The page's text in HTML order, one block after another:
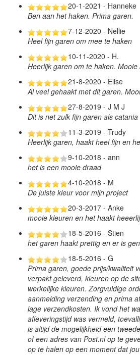
20-1-2021 - Hanneke
Ben aan het haken. Prima garen.
7-12-2020 - Nellie
Heel fijn garen om mee te haken
10-11-2020 - H.
Heerlijk garen om te haken. Mooie
21-8-2020 - Elise
Al veel gehaakt met dit garen.
27-8-2019 - J M J
Dit is net zulk fijn garen als catania
11-3-2019 - Trudy
Heerlijk garen, haakt heel fijn en
9-10-2018 - ann
het is een mooie draad
4-10-2018 - M
De juiste kleur voor mijn project
20-3-2017 - Anke
mooie kleuren en het haakt
18-5-2016 - Stien
het garen haakt prettig en er is
18-5-2016 - G
Prima garen, goede prijs/kwaliteit
verpakt geleverd, kleuren op de
werkelijke kleuren. Zorgvuldige
aanmelding verzending en prima
lage verzendkosten. Ik vond het
afleveringstijd was vermeld,
is altijd de mogelijkheid een
of een adres van Post.nl op te
op te halen op een moment dat